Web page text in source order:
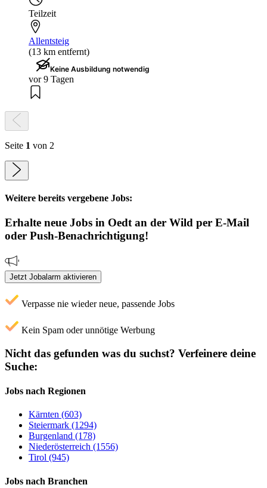
Teilzeit
Allentsteig
(13 km entfernt)
Keine Ausbildung notwendig
vor 9 Tagen
Seite 1 von 2
Weitere bereits vergebene Jobs:
Erhalte neue Jobs in Oedt an der Wild per E-Mail
oder Push-Benachrichtigung!
Jetzt Jobalarm aktivieren
Verpasse nie wieder neue, passende Jobs
Kein Spam oder unnötige Werbung
Nicht das gefunden was du suchst? Verfeinere deine
Suche:
Jobs nach Regionen
Kärnten (603)
Steiermark (1294)
Burgenland (178)
Niederösterreich (1556)
Tirol (945)
Jobs nach Branchen